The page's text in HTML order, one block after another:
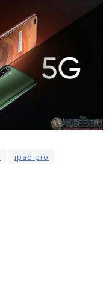
ipad pro